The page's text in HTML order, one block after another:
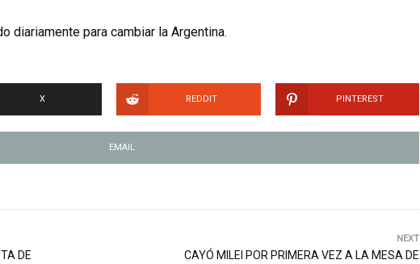
diariamente para cambiar la Argentina.
X REDDIT PINTEREST
EMAIL
DE
NEXT
CAYÓ MILEI POR PRIMERA VEZ A LA MESA DE